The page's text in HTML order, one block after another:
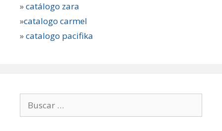
»catálogo zara
»catalogo carmel
»catalogo pacifika